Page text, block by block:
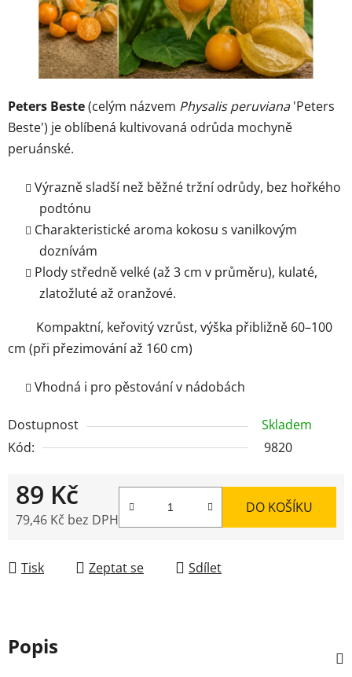
Peters Beste(celým názvem Physalis peruviana'Peters
Beste') je oblíbená kultivovaná odrůda mochyně
peruánské.
Výrazně sladší než běžné tržní odrůdy, bez hořkého
podtónu
Charakteristické aroma kokosu s vanilkovým
doznívám
Plody středně velké (až 3 cm v průměru), kulaté,
zlatožluté až oranžové.
Kompaktní, keřovitý vzrůst, výška přibližně 60–100
cm (při přezimování až 160 cm)
Vhodná i pro pěstování v nádobách
Dostupnost
Skladem
Kód:
9820
89 Kč
79,46 Kč bez DPH
DO KOŠÍKU
Tisk Zeptat se Sdílet
Popis